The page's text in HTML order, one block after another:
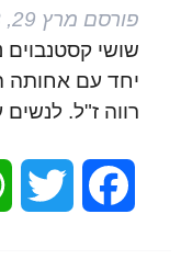
פורסם מרץ 29, 2023
יחד עם אחותה
רווה ז"ל.
Facebook